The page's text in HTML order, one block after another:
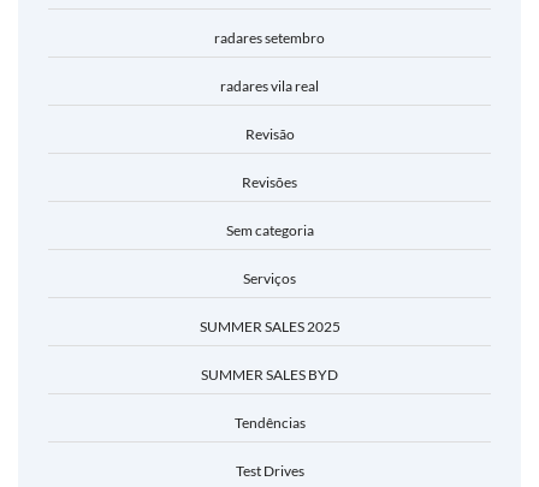
radares setembro
radares vila real
Revisão
Revisões
Sem categoria
Serviços
SUMMER SALES 2025
SUMMER SALES BYD
Tendências
Test Drives